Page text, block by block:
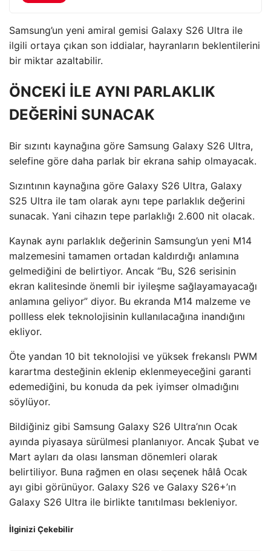
Samsung’un yeni amiral gemisi Galaxy S26 Ultra ile
ilgili ortaya çıkan son iddialar, hayranların beklentilerini
bir miktar azaltabilir.
ÖNCEKİ İLE AYNI PARLAKLIK
DEĞERİNİ SUNACAK
Bir sızıntı kaynağına göre Samsung Galaxy S26 Ultra,
selefine göre daha parlak bir ekrana sahip olmayacak.
Sızıntının kaynağına göre Galaxy S26 Ultra, Galaxy
S25 Ultra ile tam olarak aynı tepe parlaklık değerini
sunacak. Yani cihazın tepe parlaklığı 2.600 nit olacak.
Kaynak aynı parlaklık değerinin Samsung’un yeni M14
malzemesini tamamen ortadan kaldırdığı anlamına
gelmediğini de belirtiyor. Ancak “Bu, S26 serisinin
ekran kalitesinde önemli bir iyileşme sağlayamayacağı
anlamına geliyor” diyor. Bu ekranda M14 malzeme ve
pollless elek teknolojisinin kullanılacağına inandığını
ekliyor.
Öte yandan 10 bit teknolojisi ve yüksek frekanslı PWM
karartma desteğinin eklenip eklenmeyeceğini garanti
edemediğini, bu konuda da pek iyimser olmadığını
söylüyor.
Bildiğiniz gibi Samsung Galaxy S26 Ultra’nın Ocak
ayında piyasaya sürülmesi planlanıyor. Ancak Şubat ve
Mart ayları da olası lansman dönemleri olarak
belirtiliyor. Buna rağmen en olası seçenek hâlâ Ocak
ayı gibi görünüyor. Galaxy S26 ve Galaxy S26+’ın
Galaxy S26 Ultra ile birlikte tanıtılması bekleniyor.
İlginizi Çekebilir